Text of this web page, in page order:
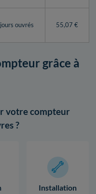
ouvrés 55,07 €
grâce à
votre compteur
?
Installation